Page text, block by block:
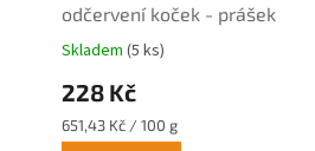
odčervení koček - prášek
Průměrné
produktu
je
5,0
Skladem (5 ks)
228 Kč
Měrná
cena:
651,43 Kč / 100 g